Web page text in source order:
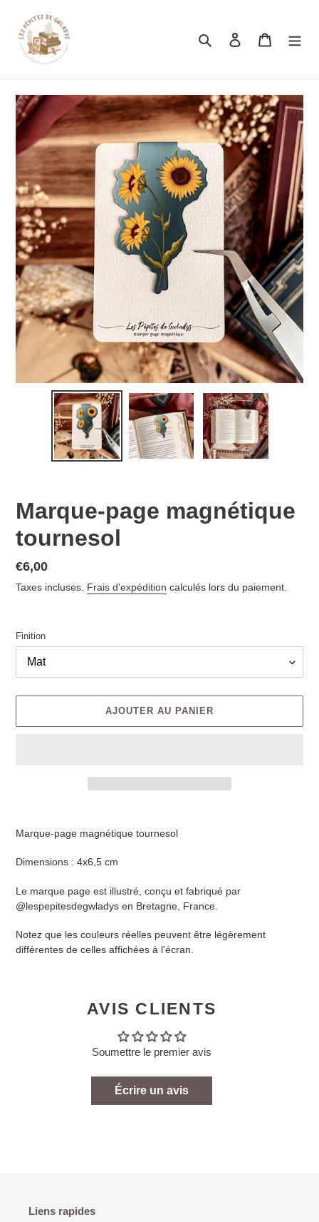
RechercherSe connecter
Panier
Marque-page magnétique
tournesol
€6,00
Taxes incluses. Frais d'expédition calculés lors du paiement.
Finition
AJOUTER AU PANIER
Marque-page magnétique tournesol
Dimensions : 4x6,5 cm
Le marque page est illustré, conçu et fabriqué par
@lespepitesdegwladys en Bretagne, France.
Notez que les couleurs réelles peuvent être légèrement
différentes de celles affichées à l'écran.
AVIS CLIENTS
Soumettre le premier avis
Écrire un avis
Liens rapides